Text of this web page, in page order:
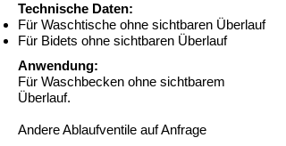
Technische Daten:
Für Waschtische ohne sichtbaren Überlauf
Für Bidets ohne sichtbaren Überlauf
Anwendung:
Für Waschbecken ohne sichtbarem
Überlauf.
Andere Ablaufventile auf Anfrage